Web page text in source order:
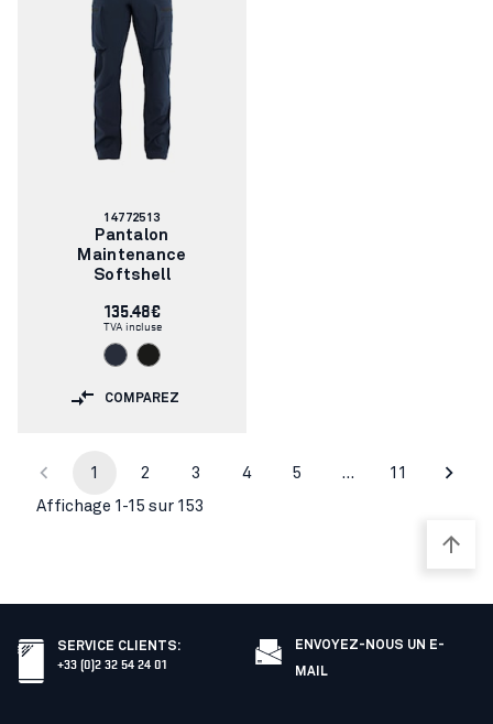
Numéro
d'article:
14772513
Pantalon
Maintenance
Softshell
135.48€
TVA incluse
COMPAREZ
1 2 3 4 5 … 11
Affichage 1-15 sur 153
SERVICE CLIENTS:
+33 (0)2 32 54 24 01
ENVOYEZ-NOUS UN E-
MAIL